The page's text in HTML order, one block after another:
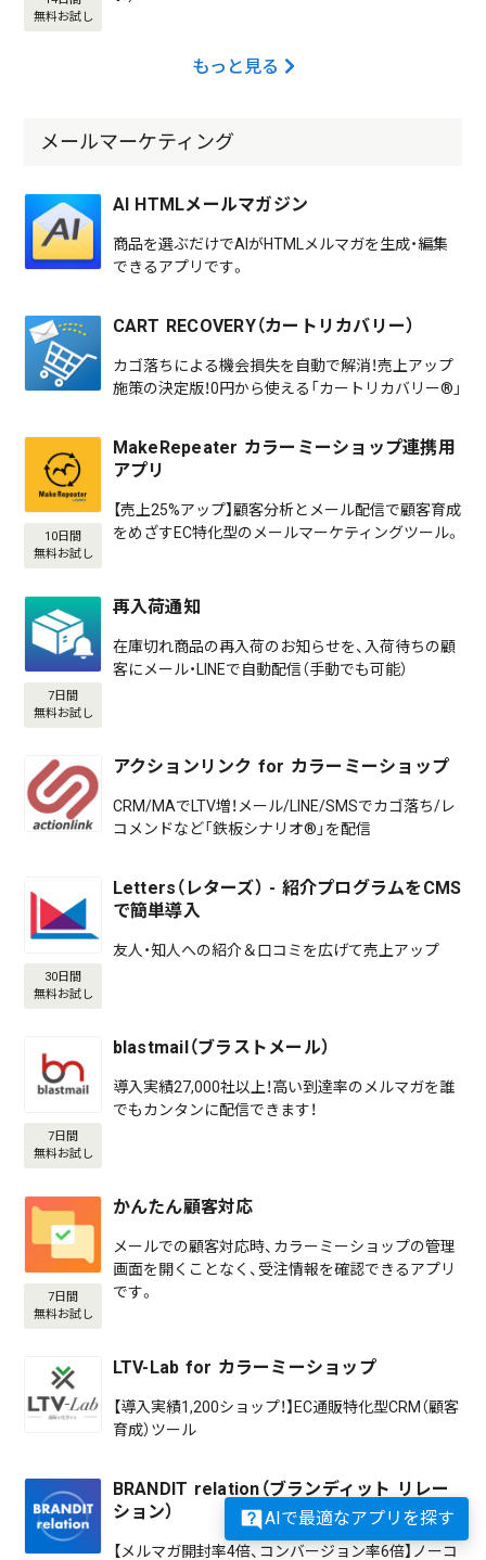
無料お試し
もっと見る
メールマーケティング
AI HTMLメールマガジン
商品を選ぶだけでAIがHTMLメルマガを生成・編集
できるアプリです。
CART RECOVERY（カートリカバリー）
カゴ落ちによる機会損失を自動で解消！売上アップ
施策の決定版！0円から使える「カートリカバリー®」
10日間
無料お試し
MakeRepeater カラーミーショップ連携用
アプリ
【売上25%アップ】顧客分析とメール配信で顧客育成
をめざすEC特化型のメールマーケティングツール。
7日間
無料お試し
再入荷通知
在庫切れ商品の再入荷のお知らせを、入荷待ちの顧
客にメール・LINEで自動配信（手動でも可能）
アクションリンク for カラーミーショップ
CRM/MAでLTV増！メール/LINE/SMSでカゴ落ち/レ
コメンドなど「鉄板シナリオ®」を配信
30日間
無料お試し
Letters（レターズ） - 紹介プログラムをCMS
で簡単導入
友人・知人への紹介＆口コミを広げて売上アップ
7日間
無料お試し
blastmail（ブラストメール）
導入実績27,000社以上！高い到達率のメルマガを誰
でもカンタンに配信できます！
7日間
無料お試し
かんたん顧客対応
メールでの顧客対応時、カラーミーショップの管理
画面を開くことなく、受注情報を確認できるアプリ
です。
LTV-Lab for カラーミーショップ
【導入実績1,200ショップ！】EC通販特化型CRM（顧客
育成）ツール
BRANDIT relation（ブランディット リレー
ション）
【メルマガ開封率4倍、コンバージョン率6倍】ノーコ
AIで最適なアプリを探す